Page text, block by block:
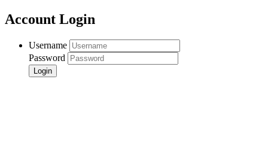
Account Login
Username
Password